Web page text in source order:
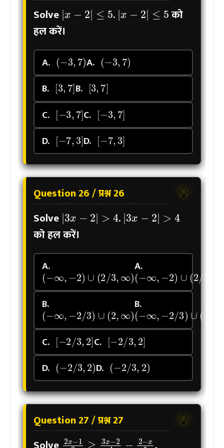
Solve
.
को
हल करें।
A.
(−3,7)
A.
(−3,7)
B.
[3,7]
B.
[3,7]
C.
[−3,7]
C.
[−3,7]
D.
[−7,3]
D.
[−7,3]
💡
Question 26 / प्रश्न 26
Solve
|3x−2|>4
.
|3x−2|>4
को हल करें।
A.
(− A.
(−
B.
(− B.
(−
C.
[−2/3,2]
C.
[−2/3,2]
D.
(−2/3,2)
D.
(−2/3,2)
💡
Question 27 / प्रश्न 27
2x−13≥3x−24−2−x5